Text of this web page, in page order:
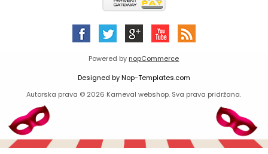
Powered by nopCommerce
Designed byNop-Templates.com
Autorska prava © 2026 Karneval webshop. Sva prava pridržana.